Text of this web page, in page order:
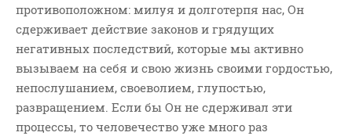
противоположном: милуя и долготерпя нас, Он
сдерживает действие законов и грядущих
негативных последствий, которые мы активно
вызываем на себя и свою жизнь своими гордостью,
непослушанием, своеволием, глупостью,
развращением. Если бы Он не сдерживал эти
процессы, то человечество уже много раз